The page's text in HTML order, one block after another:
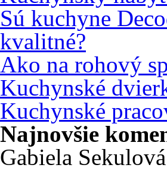
Sú kuchyne
kvalitné?
Ako na rohový
Kuchynské
Kuchynské
Najnovšie
Gabiela Sekulová